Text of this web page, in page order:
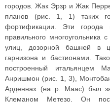
городов. Жак Эрзр и Жак
планов (рис. 1, 1) таких
фортификации. Эти
правильного многоугольника
улиц, дозорной башней в
гарнизона и бастионами.
построенный итальянцем
Анришмон (рис. 1, 3),
Арденнах (на р. Маас) был
Клеманом Метезо. Он